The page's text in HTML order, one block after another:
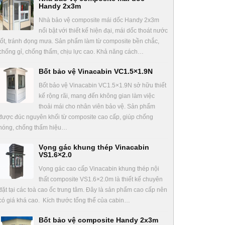
Handy 2x3m
Nhà bảo vệ composite mái dốc Handy 2x3m
nổi bật với thiết kế hiện đại, mái dốc thoát nước
tránh đọng mưa. Sản phẩm làm từ composite bền chắc,
gỉ, chống thấm, chịu lực cao. Khả năng cách…
Bốt bảo vệ Vinacabin VC1.5×1.9N
Bốt bảo vệ Vinacabin VC1.5×1.9N sở hữu thiết
kế rộng rãi, mang đến không gian làm việc
thoải mái cho nhân viên bảo vệ. Sản phẩm
đúc nguyên khối từ composite cao cấp, giúp chống
chống thấm hiệu…
Vọng gác khung thép Vinacabin
VS1.6×2.0
Vọng gác cao cấp Vinacabin khung thép nội
thất composite VS1.6×2.0m là thiết kế chuyên
tại các toà cao ốc trung tâm. Đây là sản phẩm cao cấp nên
giá khá cao. Kích thước tổng thể của cabin…
Bốt bảo vệ composite Handy 2x3m